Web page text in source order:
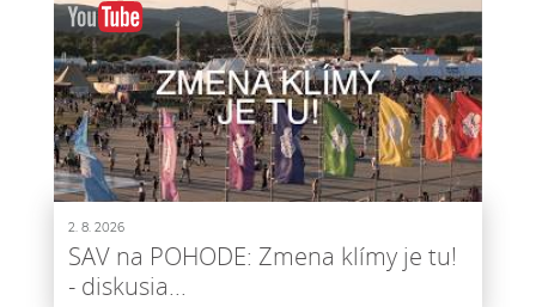
2. 8. 2026
SAV na POHODE: Zmena klímy je tu!
- diskusia...